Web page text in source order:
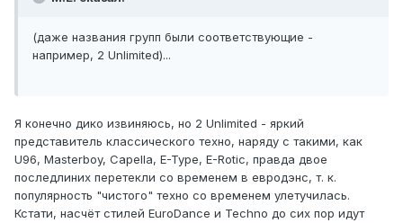
(даже названия групп были соответствующие -
например, 2 Unlimited)...
Я конечно дико извиняюсь, но 2 Unlimited - яркий
представитель классического техно, наряду с такими, как
U96, Masterboy, Capella, E-Type, E-Rotic, правда двое
последлиних перетекли со временем в евродэнс, т. к.
популярность "чистого" техно со временем улетучилась.
Кстати, насчёт стилей EuroDance и Techno до сих пор идут